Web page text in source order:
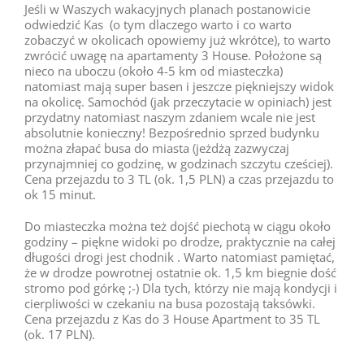
Jeśli w Waszych wakacyjnych planach postanowicie
odwiedzić Kas (o tym dlaczego warto i co warto
zobaczyć w okolicach opowiemy już wkrótce), to warto
zwrócić uwagę na apartamenty 3 House. Położone są
nieco na uboczu (około 4-5 km od miasteczka)
natomiast mają super basen i jeszcze piękniejszy widok
na okolicę. Samochód (jak przeczytacie w opiniach) jest
przydatny natomiast naszym zdaniem wcale nie jest
absolutnie konieczny! Bezpośrednio sprzed budynku
można złapać busa do miasta (jeżdżą zazwyczaj
przynajmniej co godzinę, w godzinach szczytu cześciej).
Cena przejazdu to 3 TL (ok. 1,5 PLN) a czas przejazdu to
ok 15 minut.
Do miasteczka można też dojść piechotą w ciągu około
godziny – piękne widoki po drodze, praktycznie na całej
długości drogi jest chodnik . Warto natomiast pamiętać,
że w drodze powrotnej ostatnie ok. 1,5 km biegnie dość
stromo pod górkę ;-) Dla tych, którzy nie mają kondycji i
cierpliwości w czekaniu na busa pozostają taksówki.
Cena przejazdu z Kas do 3 House Apartment to 35 TL
(ok. 17 PLN).